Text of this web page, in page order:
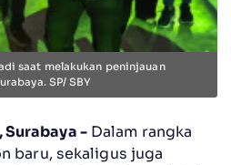
saat melakukan peninjauan
SP/ SBY
Surabaya -Dalam rangka
baru, sekaligus juga